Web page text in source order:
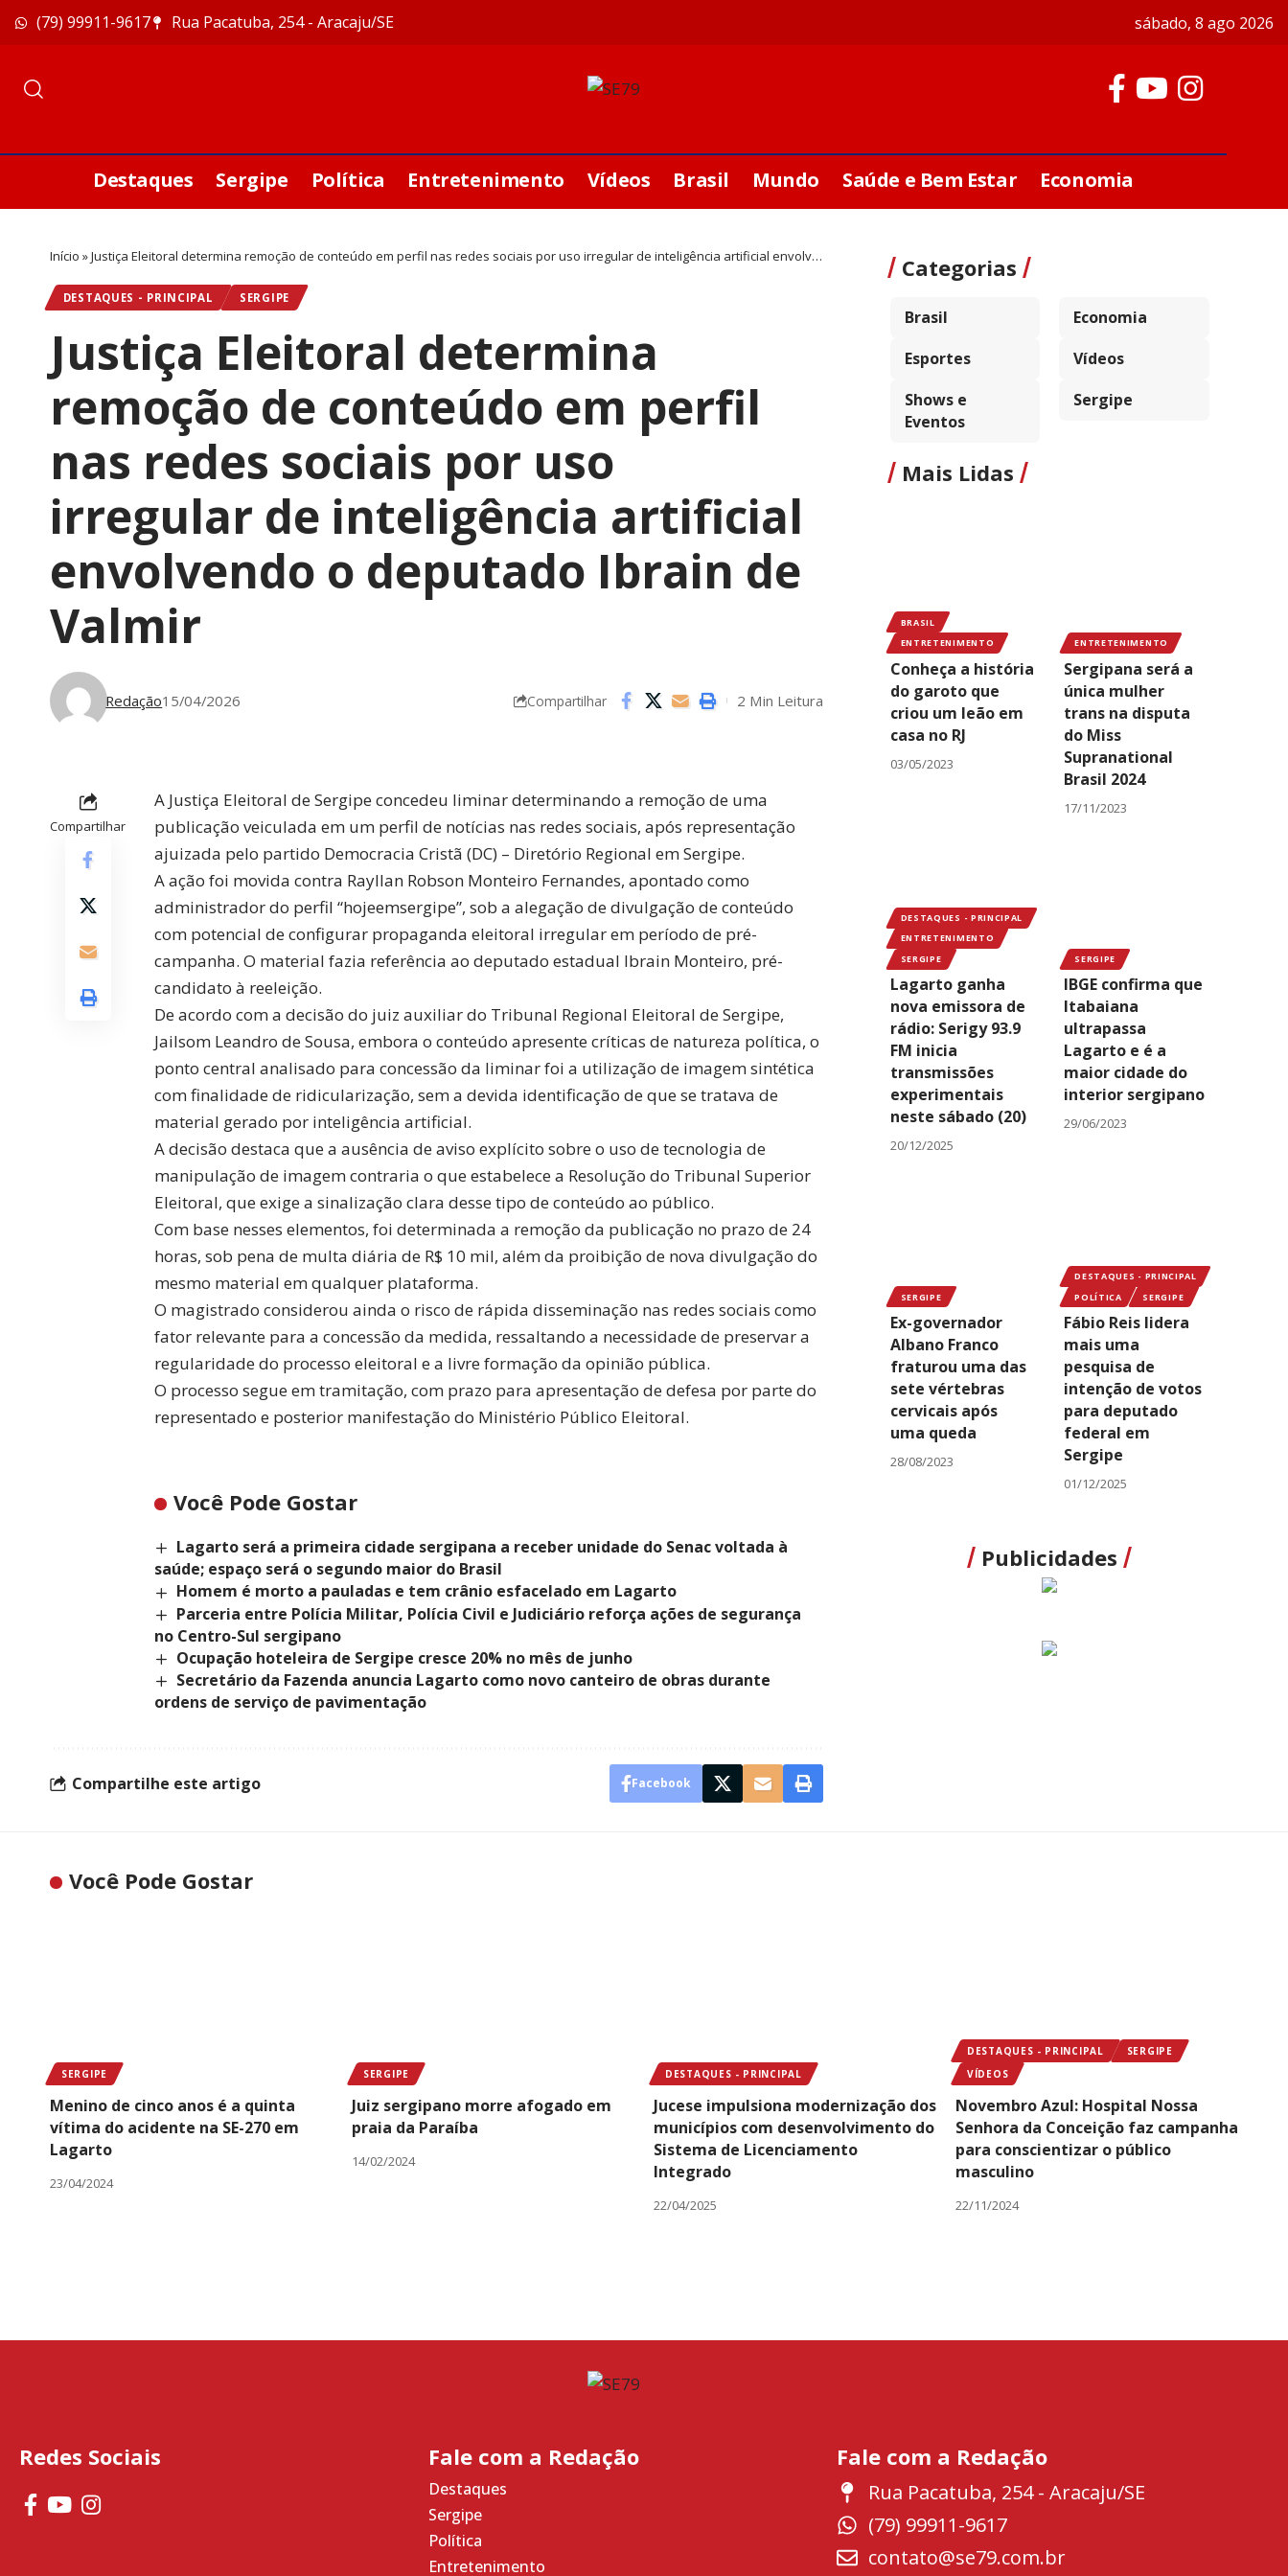
(79) 99911-9617 Rua Pacatuba, 254 - Aracaju/SE sábado, 8 ago 2026
Destaques Sergipe Política Entretenimento Vídeos Brasil Mundo Saúde e Bem Estar Economia
Início »Justiça Eleitoral determina remoção de conteúdo em perfil nas redes sociais por uso irregular de inteligência artificial envolvendo o deputado Ibrain de Valmir
DESTAQUES - PRINCIPAL SERGIPE
Justiça Eleitoral determina
remoção de conteúdo em perfil
nas redes sociais por uso
irregular de inteligência artificial
envolvendo o deputado Ibrain de
Valmir
Redação15/04/2026 Compartilhar 2 Min Leitura
Compartilhar
A Justiça Eleitoral de Sergipe concedeu liminar determinando a remoção de uma
publicação veiculada em um perfil de notícias nas redes sociais, após representação
ajuizada pelo partido Democracia Cristã (DC) – Diretório Regional em Sergipe.
A ação foi movida contra Rayllan Robson Monteiro Fernandes, apontado como
administrador do perfil “hojeemsergipe”, sob a alegação de divulgação de conteúdo
com potencial de configurar propaganda eleitoral irregular em período de pré-
campanha. O material fazia referência ao deputado estadual Ibrain Monteiro, pré-
candidato à reeleição.
De acordo com a decisão do juiz auxiliar do Tribunal Regional Eleitoral de Sergipe,
Jailsom Leandro de Sousa, embora o conteúdo apresente críticas de natureza política, o
ponto central analisado para concessão da liminar foi a utilização de imagem sintética
com finalidade de ridicularização, sem a devida identificação de que se tratava de
material gerado por inteligência artificial.
A decisão destaca que a ausência de aviso explícito sobre o uso de tecnologia de
manipulação de imagem contraria o que estabelece a Resolução do Tribunal Superior
Eleitoral, que exige a sinalização clara desse tipo de conteúdo ao público.
Com base nesses elementos, foi determinada a remoção da publicação no prazo de 24
horas, sob pena de multa diária de R$ 10 mil, além da proibição de nova divulgação do
mesmo material em qualquer plataforma.
O magistrado considerou ainda o risco de rápida disseminação nas redes sociais como
fator relevante para a concessão da medida, ressaltando a necessidade de preservar a
regularidade do processo eleitoral e a livre formação da opinião pública.
O processo segue em tramitação, com prazo para apresentação de defesa por parte do
representado e posterior manifestação do Ministério Público Eleitoral.
Você Pode Gostar
Lagarto será a primeira cidade sergipana a receber unidade do Senac voltada à
saúde; espaço será o segundo maior do Brasil
Homem é morto a pauladas e tem crânio esfacelado em Lagarto
Parceria entre Polícia Militar, Polícia Civil e Judiciário reforça ações de segurança
no Centro-Sul sergipano
Ocupação hoteleira de Sergipe cresce 20% no mês de junho
Secretário da Fazenda anuncia Lagarto como novo canteiro de obras durante
ordens de serviço de pavimentação
Compartilhe este artigo Facebook
Categorias
Brasil
Economia
Esportes
Vídeos
Shows e
Eventos
Sergipe
Mais Lidas
BRASIL
ENTRETENIMENTO
Conheça a história
do garoto que
criou um leão em
casa no RJ
03/05/2023
ENTRETENIMENTO
Sergipana será a
única mulher
trans na disputa
do Miss
Supranational
Brasil 2024
17/11/2023
DESTAQUES - PRINCIPAL
ENTRETENIMENTO
SERGIPE
Lagarto ganha
nova emissora de
rádio: Serigy 93.9
FM inicia
transmissões
experimentais
neste sábado (20)
20/12/2025
SERGIPE
IBGE confirma que
Itabaiana
ultrapassa
Lagarto e é a
maior cidade do
interior sergipano
29/06/2023
SERGIPE
Ex-governador
Albano Franco
fraturou uma das
sete vértebras
cervicais após
uma queda
28/08/2023
DESTAQUES - PRINCIPAL
POLÍTICA
SERGIPE
Fábio Reis lidera
mais uma
pesquisa de
intenção de votos
para deputado
federal em
Sergipe
01/12/2025
Publicidades
Você Pode Gostar
SERGIPE
Menino de cinco anos é a quinta
vítima do acidente na SE-270 em
Lagarto
23/04/2024
SERGIPE
Juiz sergipano morre afogado em
praia da Paraíba
14/02/2024
DESTAQUES - PRINCIPAL
Jucese impulsiona modernização dos
municípios com desenvolvimento do
Sistema de Licenciamento
Integrado
22/04/2025
DESTAQUES - PRINCIPAL
SERGIPE
VÍDEOS
Novembro Azul: Hospital Nossa
Senhora da Conceição faz campanha
para conscientizar o público
masculino
22/11/2024
Redes Sociais Fale com a Redação
Destaques
Sergipe
Política
Entretenimento
Fale com a Redação
Rua Pacatuba, 254 - Aracaju/SE
(79) 99911-9617
contato@se79.com.br